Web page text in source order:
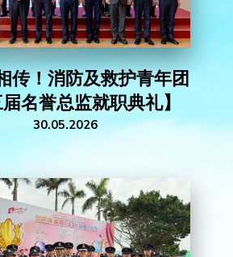
传！消防及救护青年团
届名誉总监就职典礼】
30.05.2026